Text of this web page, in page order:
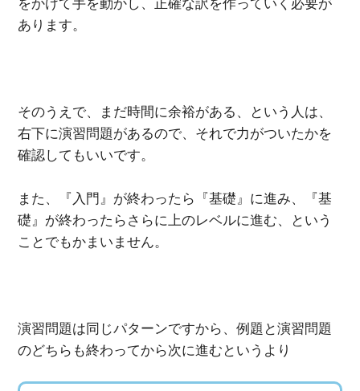
あります。
そのうえで、まだ時間に余裕がある、という人は、
右下に演習問題があるので、それで力がついたかを
確認してもいいです。
また、『入門』が終わったら『基礎』に進み、『基
礎』が終わったらさらに上のレベルに進む、という
ことでもかまいません。
演習問題は同じパターンですから、例題と演習問題
のどちらも終わってから次に進むというより